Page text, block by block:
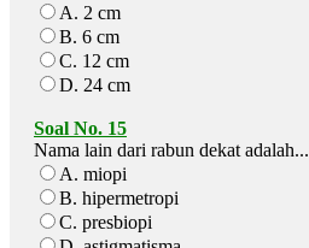
A. 2 cm
B. 6 cm
C. 12 cm
D. 24 cm
Soal No. 15
Nama lain dari rabun dekat adalah...
A. miopi
B. hipermetropi
C. presbiopi